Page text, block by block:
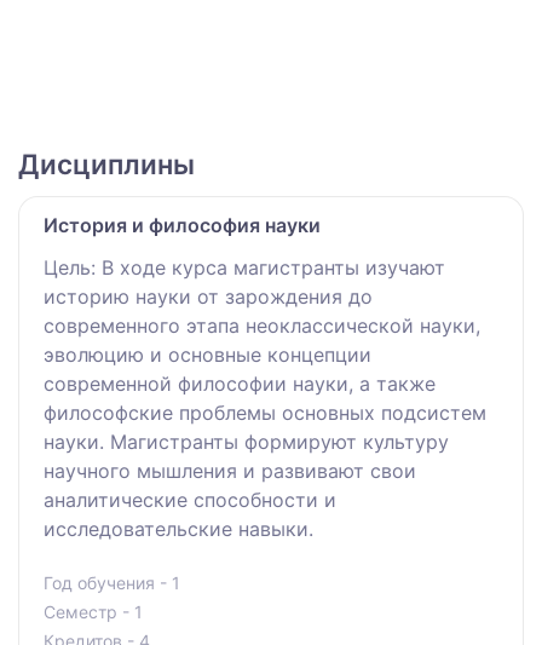
Дисциплины
История и философия науки
Цель: В ходе курса магистранты изучают
историю науки от зарождения до
современного этапа неоклассической науки,
эволюцию и основные концепции
современной философии науки, а также
философские проблемы основных подсистем
науки. Магистранты формируют культуру
научного мышления и развивают свои
аналитические способности и
исследовательские навыки.
Год обучения - 1
Семестр - 1